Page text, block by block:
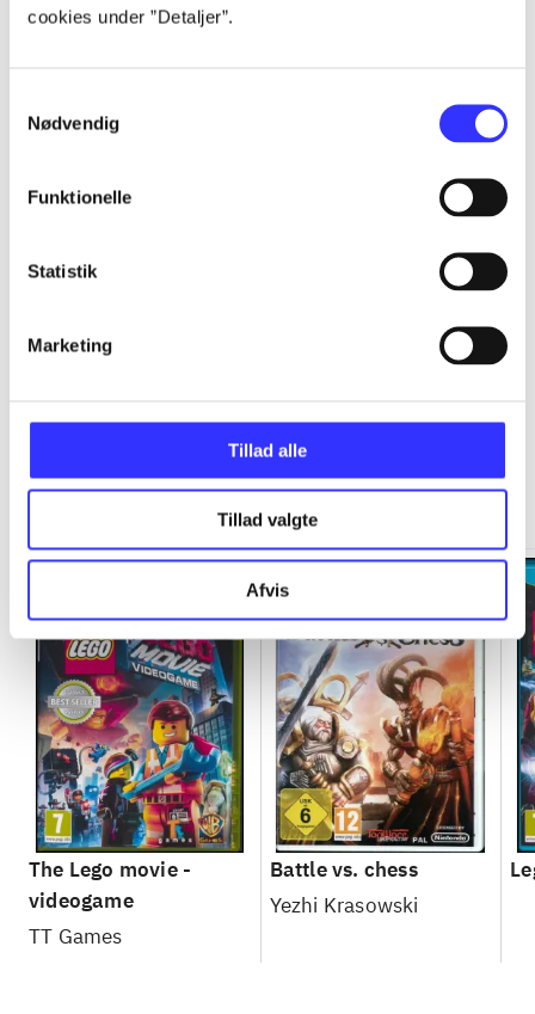
cookies under ”Detaljer”.
Nødvendig
Funktionelle
Statistik
Marketing
Tillad alle
Tillad valgte
Afvis
Minder om
The Lego movie -
videogame
TT Games
Battle vs. chess
Yezhi Krasowski